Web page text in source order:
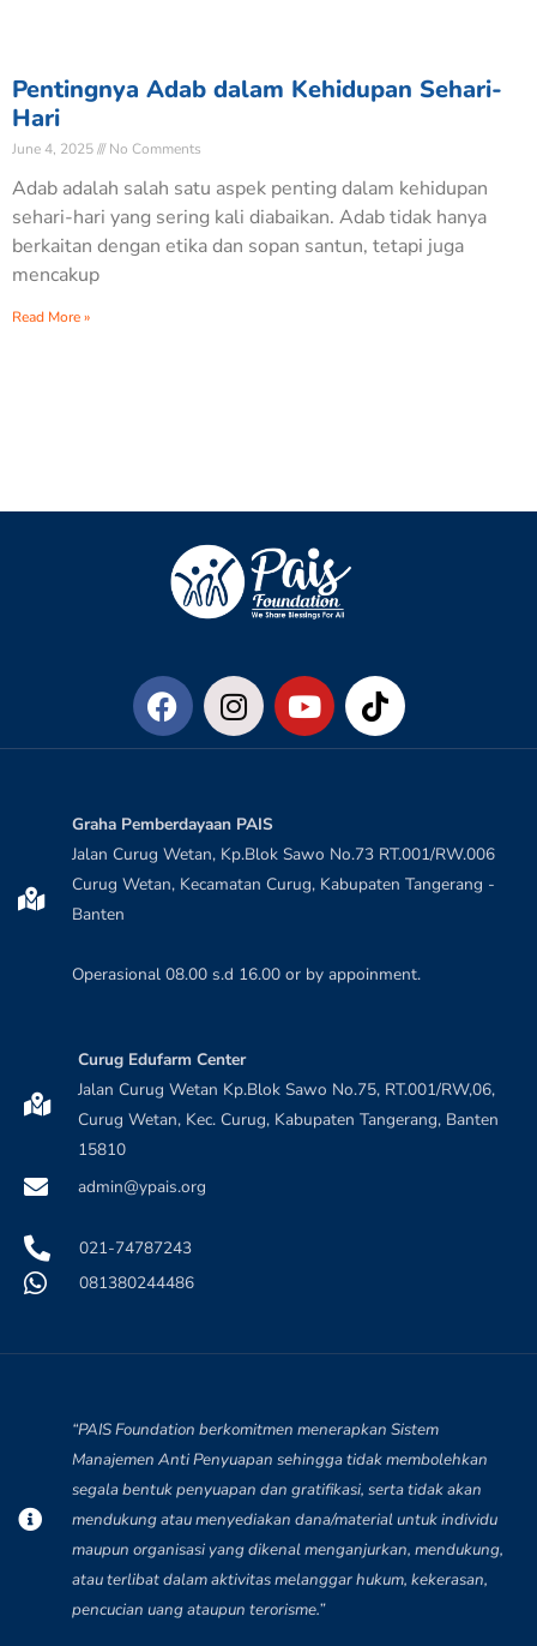
N
Nabilah Zulfaa
Baru saja Donasi di BERBAGI BERAS UNTUK
KEMANUSIAAN
Verified - 23 hari yang lalu
Pentingnya Adab dalam Kehidupan Sehari-
Hari
June 4, 2025 No Comments
Adab adalah salah satu aspek penting dalam kehidupan
sehari-hari yang sering kali diabaikan. Adab tidak hanya
berkaitan dengan etika dan sopan santun, tetapi juga
mencakup
Read More »
Graha Pemberdayaan PAIS
Jalan Curug Wetan, Kp.Blok Sawo No.73 RT.001/RW.006
Curug Wetan, Kecamatan Curug, Kabupaten Tangerang -
Banten
Operasional 08.00 s.d 16.00 or by appoinment.
Curug Edufarm Center
Jalan Curug Wetan Kp.Blok Sawo No.75, RT.001/RW,06,
Curug Wetan, Kec. Curug, Kabupaten Tangerang, Banten
15810
admin@ypais.org
021-74787243
081380244486
“PAIS Foundation berkomitmen menerapkan Sistem
Manajemen Anti Penyuapan sehingga tidak membolehkan
segala bentuk penyuapan dan gratifikasi, serta tidak akan
mendukung atau menyediakan dana/material untuk individu
maupun organisasi yang dikenal menganjurkan, mendukung,
atau terlibat dalam aktivitas melanggar hukum, kekerasan,
pencucian uang ataupun terorisme.”